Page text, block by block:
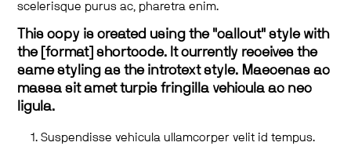
scelerisque purus ac, pharetra enim.
This copy is created using the "callout" style with
the [format] shortcode. It currently receives the
same styling as the introtext style. Maecenas ac
massa sit amet turpis fringilla vehicula ac nec
ligula.
Suspendisse vehicula ullamcorper velit id tempus.